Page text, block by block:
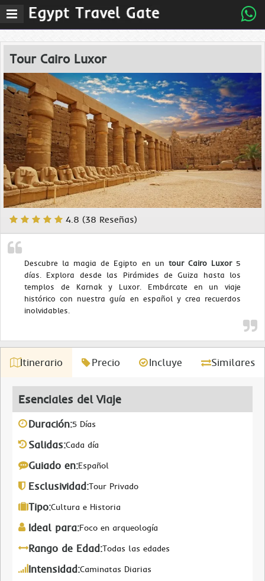
MenÃº
principal
Tour Cairo Luxor
4.8 (38 Reseñas)
Descubre la magia de Egipto en un tour Cairo Luxor5
días. Explora desde las Pirámides de Guiza hasta los
templos de Karnak y Luxor. Embárcate en un viaje
histórico con nuestra guía en español y crea recuerdos
inolvidables.
Itinerario Precio Incluye Similares
Esenciales del Viaje
Duración:5 Días
Salidas:Cada día
Guiado en:Español
Esclusividad:Tour Privado
Tipo:Cultura e Historia
Ideal para:Foco en arqueología
Rango de Edad:Todas las edades
Intensidad:Caminatas Diarias